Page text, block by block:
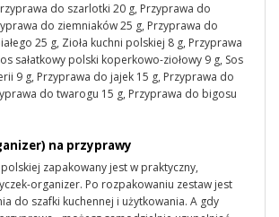
do szarlotki 20 g, Przyprawa do
do ziemniaków 25 g, Przyprawa do
25 g, Zioła kuchni polskiej 8 g, Przyprawa
sałatkowy polski koperkowo-ziołowy 9 g, Sos
9 g, Przyprawa do jajek 15 g, Przyprawa do
do twarogu 15 g, Przyprawa do bigosu
na przyprawy
zapakowany jest w praktyczny,
organizer. Po rozpakowaniu zestaw jest
do szafki kuchennej i użytkowania. A gdy